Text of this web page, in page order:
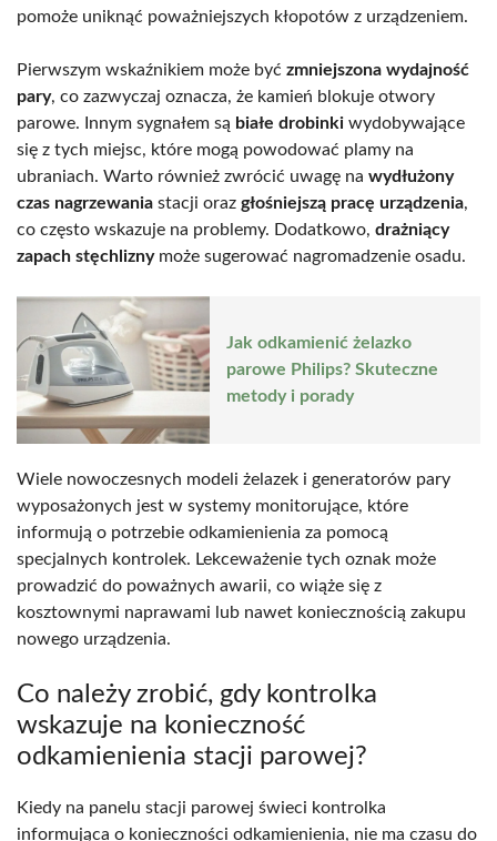
pomoże uniknąć poważniejszych kłopotów z urządzeniem.
Pierwszym wskaźnikiem może być zmniejszona wydajność
pary, co zazwyczaj oznacza, że kamień blokuje otwory
parowe. Innym sygnałem są białe drobinki wydobywające
się z tych miejsc, które mogą powodować plamy na
ubraniach. Warto również zwrócić uwagę na wydłużony
czas nagrzewania stacji oraz głośniejszą pracę urządzenia,
co często wskazuje na problemy. Dodatkowo, drażniący
zapach stęchliznymoże sugerować nagromadzenie osadu.
Jak odkamienić żelazko
parowe Philips? Skuteczne
metody i porady
Wiele nowoczesnych modeli żelazek i generatorów pary
wyposażonych jest w systemy monitorujące, które
informują o potrzebie odkamienienia za pomocą
specjalnych kontrolek. Lekceważenie tych oznak może
prowadzić do poważnych awarii, co wiąże się z
kosztownymi naprawami lub nawet koniecznością zakupu
nowego urządzenia.
Co należy zrobić, gdy kontrolka
wskazuje na konieczność
odkamienienia stacji parowej?
Kiedy na panelu stacji parowej świeci kontrolka
informująca o konieczności odkamienienia, nie ma czasu do